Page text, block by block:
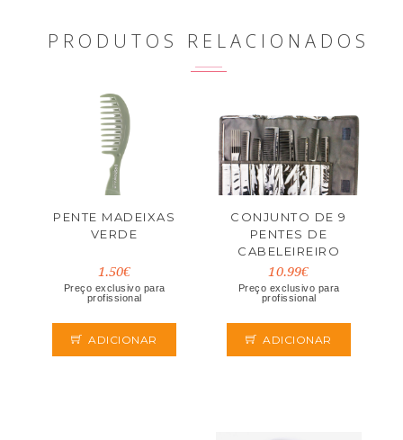
PRODUTOS RELACIONADOS
PENTE MADEIXAS
VERDE
1.50€
Preço exclusivo para
profissional
ADICIONAR
CONJUNTO DE 9
PENTES DE
CABELEIREIRO
PRETO
10.99€
Preço exclusivo para
profissional
ADICIONAR